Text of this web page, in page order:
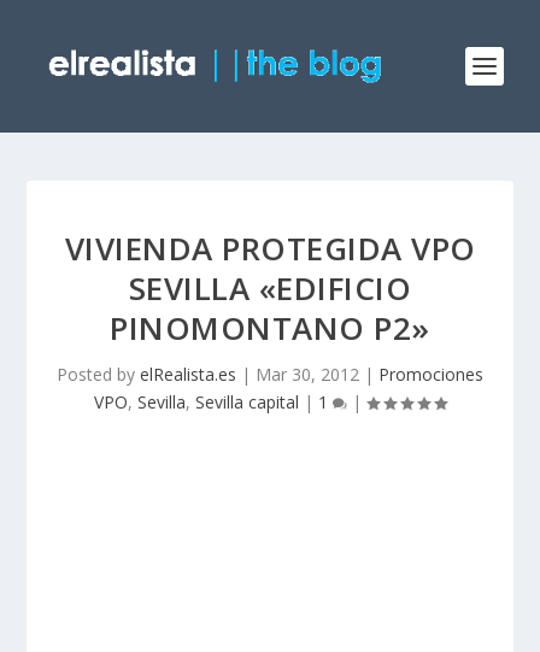
VIVIENDA PROTEGIDA VPO
SEVILLA «EDIFICIO
PINOMONTANO P2»
Posted by elRealista.es | Mar 30, 2012 | Promociones
VPO, Sevilla, Sevilla capital | 1 |